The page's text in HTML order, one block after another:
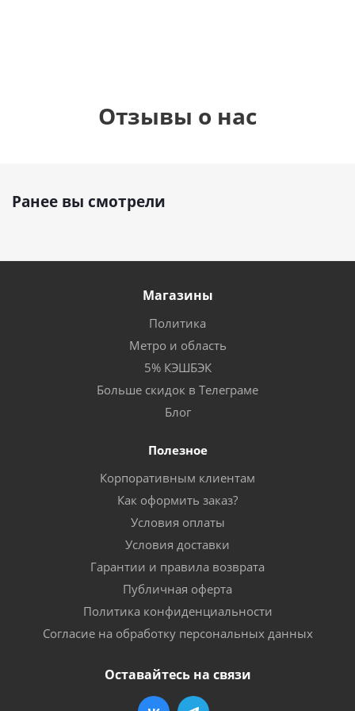
Отзывы о нас
Ранее вы смотрели
Магазины
Политика
Метро и область
5% КЭШБЭК
Больше скидок в Телеграме
Блог
Полезное
Корпоративным клиентам
Как оформить заказ?
Условия оплаты
Условия доставки
Гарантии и правила возврата
Публичная оферта
Политика конфиденциальности
Согласие на обработку персональных данных
Оставайтесь на связи